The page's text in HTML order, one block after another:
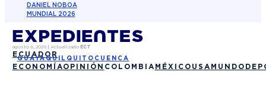
DANIEL NOBOA
MUNDIAL 2026
agosto 6, 2026| Actualizado ECT
ECUADOR
GUAYAQUIL QUITO CUENCA
ECONOMÍAOPINIÓN COLOMBIA MÉXICO USA MUNDO